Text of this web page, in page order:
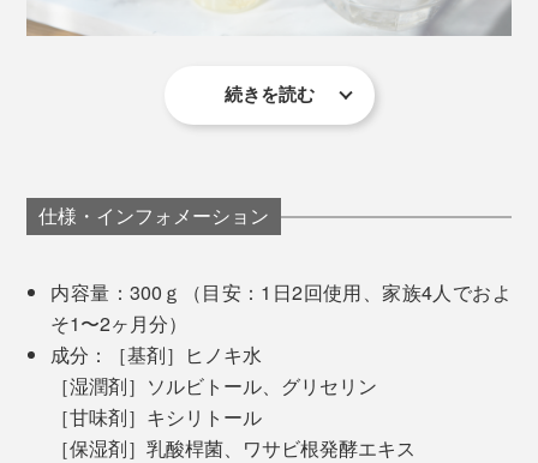
泡でごまかされず、磨きながら舌で歯のザラザラが落ち
檜とハッカの香りに包まれて、森林浴気分に浸りながら
に原稿に詰まったときに歯磨きしたら、気分がスーッと
晴れて、リフレッシュできました。
続きを読む
仕様・インフォメーション
内容量：300ｇ（目安：1日2回使用、家族4人でおよ
そ1〜2ヶ月分）
成分：［基剤］ヒノキ水
［湿潤剤］ソルビトール、グリセリン
［甘味剤］キシリトール
［保湿剤］乳酸桿菌、ワサビ根発酵エキス